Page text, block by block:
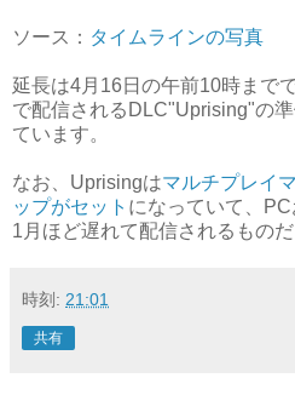
ソース： タイムラインの写真
延長は4月16日の午前10時まで
で配信されるDLC"Uprising"の
ています。
なお、Uprisingはマルチプレイ
ップがセット になっていて、
1月ほど遅れて配信されるものだ
時刻: 21:01
共有